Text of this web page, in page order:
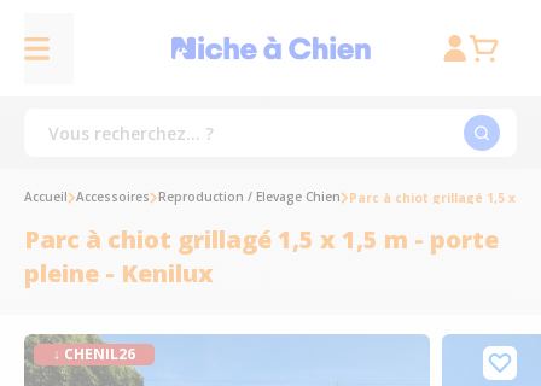
Accueil Accessoires Reproduction / Elevage Chien Parc à chiot grillagé 1,5 x
Parc à chiot grillagé 1,5 x 1,5 m - porte
pleine - Kenilux
↓ CHENIL26